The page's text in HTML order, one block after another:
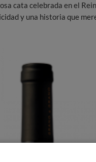
cata celebrada en el
y una historia que